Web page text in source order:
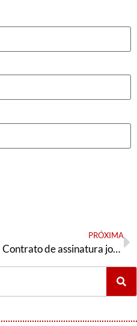
PRÓXIMA
Contrato de assinatura jornal Página 13